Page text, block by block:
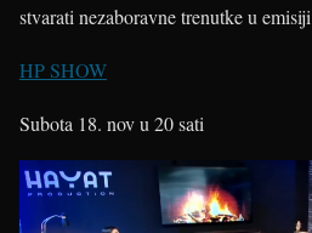
stvarati nezaboravne trenutke u emisiji
HP SHOW
Subota 18. nov u 20 sati